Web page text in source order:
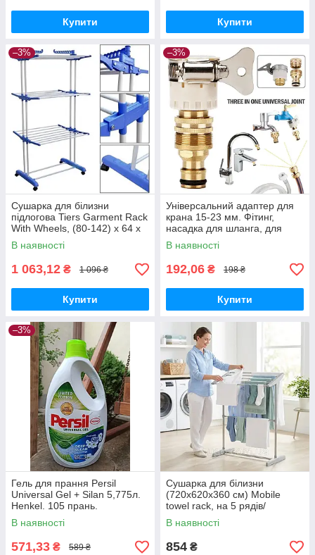
Купити Купити
–3%
Сушарка для білизни
підлогова Tiers Garment Rack
With Wheels, (80-142) x 64 x
172 см, 4 колеса з гальмами.
Нержавійка + ABS пласти
В наявності
1 063,12 ₴ 1 096 ₴
Купити
–3%
Універсальний адаптер для
крана 15-23 мм. Фітинг,
насадка для шланга, для
раковини, для поливання,
В наявності
192,06 ₴ 198 ₴
Купити
–3%
Гель для прання Persil
Universal Gel + Silan 5,775л.
Henkel. 105 прань.
В наявності
571,33 ₴ 589 ₴
Сушарка для білизни
(720х620х360 см) Mobile
towel rack, на 5 рядів/
Напальне сушіння для одягу.
Алюміній + ABS пластик.
В наявності
854 ₴